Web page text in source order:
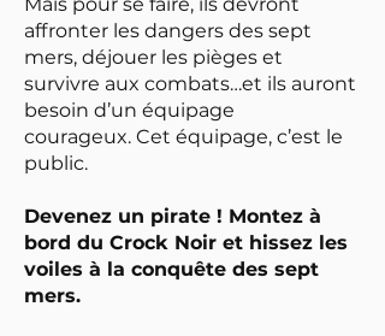
affronter les dangers des sept
mers, déjouer les pièges et
survivre aux combats…et ils auront
besoin d’un équipage
courageux. Cet équipage, c’est le
public.
Devenez un pirate ! Montez à
bord du Crock Noir et hissez les
voiles à la conquête des sept
mers.